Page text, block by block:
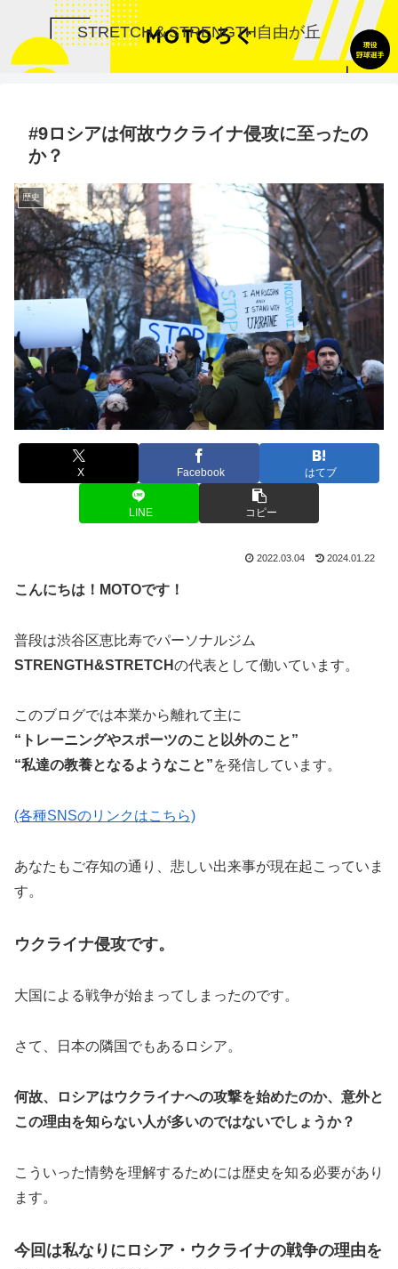
STRETCH＆STRENGTH自由が丘
#9ロシアは何故ウクライナ侵攻に至ったの
か？
歴史
X Facebook はてブ
LINE コピー
2022.03.04 2024.01.22
こんにちは！MOTOです！
普段は渋谷区恵比寿でパーソナルジム
STRENGTH&STRETCHの代表として働いています。
このブログでは本業から離れて主に
“トレーニングやスポーツのこと以外のこと”
“私達の教養となるようなこと”を発信しています。
(各種SNSのリンクはこちら)
あなたもご存知の通り、悲しい出来事が現在起こっていま
す。
ウクライナ侵攻です。
大国による戦争が始まってしまったのです。
さて、日本の隣国でもあるロシア。
何故、ロシアはウクライナへの攻撃を始めたのか、意外と
この理由を知らない人が多いのではないでしょうか？
こういった情勢を理解するためには歴史を知る必要があり
ます。
今回は私なりにロシア・ウクライナの戦争の理由を